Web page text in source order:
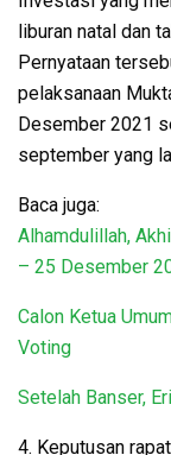
liburan natal dan
Pernyataan
pelaksanaan
Desember 2021
september yang
Baca juga:
Alhamdulillah,
– 25 Desember
Calon Ketua
Voting
Setelah Banser,
4. Keputusan